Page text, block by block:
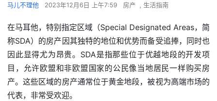
马儿不理他 2023年12月6日 上午7:59 房产 , 生活指南
在马耳他，特别指定区域（Special Designated Areas，简
称SDA）的房产因其独特的地位和优势而备受追捧，同时也
因此显得尤为昂贵。SDA是指那些位于优越地段的开发项
目，允许欧盟和非欧盟国家的公民像当地居民一样购买房
产。这些区域的房产通常位于黄金地段，被视为高端市场的
代表，非常受欢迎。